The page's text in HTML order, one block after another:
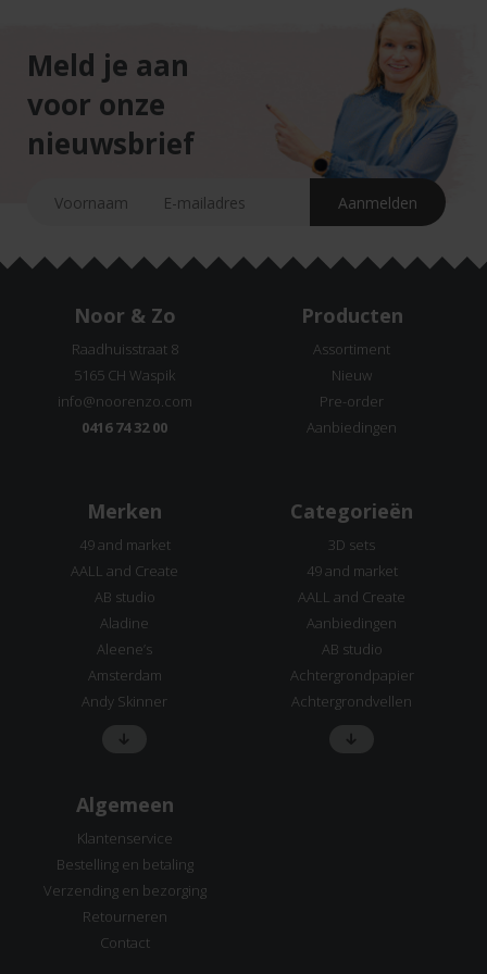
Meld je aan
voor onze
nieuwsbrief
Noor & Zo
Raadhuisstraat 8
5165 CH Waspik
info@noorenzo.com
0416 74 32 00
Producten
Assortiment
Nieuw
Pre-order
Aanbiedingen
Merken
49 and market
AALL and Create
AB studio
Aladine
Aleene’s
Amsterdam
Andy Skinner
Categorieën
3D sets
49 and market
AALL and Create
Aanbiedingen
AB studio
Achtergrondpapier
Achtergrondvellen
Algemeen
Klantenservice
Bestelling en betaling
Verzending en bezorging
Retourneren
Contact